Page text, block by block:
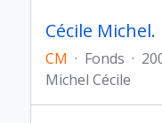
Cécile
CM · Fonds ·
Michel Cécile